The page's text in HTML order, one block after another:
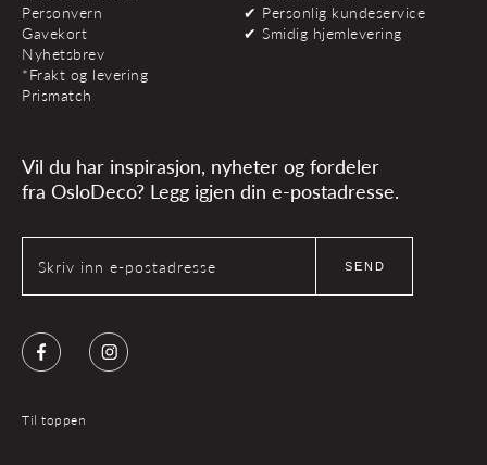
Personvern
Gavekort
Nyhetsbrev
*Frakt og levering
Prismatch
✔ Personlig kundeservice
✔ Smidig hjemlevering
Vil du har inspirasjon, nyheter og fordeler
fra OsloDeco? Legg igjen din e-postadresse.
Skriv inn e-postadresse SEND
FacebookInstagram
Til toppen